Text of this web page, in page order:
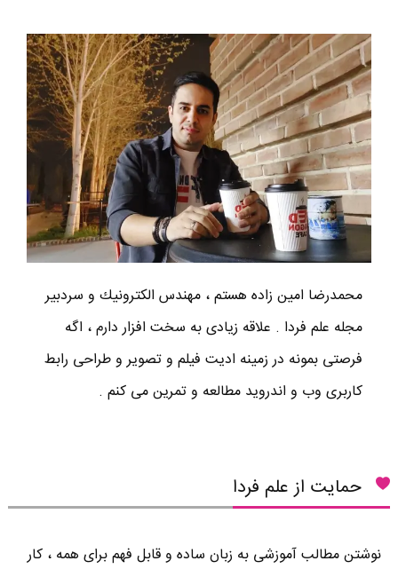
محمدرضا امين زاده هستم ، مهندس الكترونيك و سردبير
مجله علم فردا . علاقه زیادی به سخت افزار دارم ، اگه
فرصتی بمونه در زمینه ادیت فیلم و تصویر و طراحی رابط
کاربری وب و اندروید مطالعه و تمرین می کنم .
حمایت از علم فردا
نوشتن مطالب آموزشی به زبان ساده و قابل فهم برای همه ، کار